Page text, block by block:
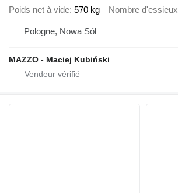
Poids net à vide 570 kg Nombre d'essieux
Pologne, Nowa Sól
MAZZO - Maciej Kubiński